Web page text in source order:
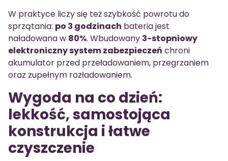
W praktyce liczy się też szybkość powrotu do
sprzątania: po 3 godzinach bateria jest
naładowana w 80%. Wbudowany 3-stopniowy
elektroniczny system zabezpieczeń chroni
akumulator przed przeładowaniem, przegrzaniem
oraz zupełnym rozładowaniem.
Wygoda na co dzień:
lekkość, samostojąca
konstrukcja i łatwe
czyszczenie